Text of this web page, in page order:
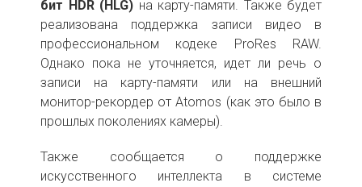
бит HDR (HLG) на карту-памяти. Также будет
реализована поддержка записи видео в
профессиональном кодеке ProRes RAW.
Однако пока не уточняется, идет ли речь о
записи на карту-памяти или на внешний
монитор-рекордер от Atomos (как это было в
прошлых поколениях камеры).
Также сообщается о поддержке
искусственного интеллекта в системе